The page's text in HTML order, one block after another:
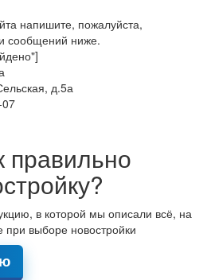
напишите, пожалуйста,
сообщений ниже.
д.5а
правильно
в которой мы описали всё, на
при выборе новостройки